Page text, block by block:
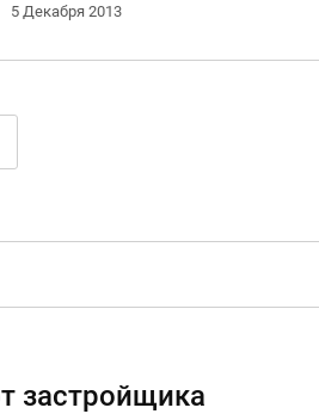
5 Декабря 2013
застройщика